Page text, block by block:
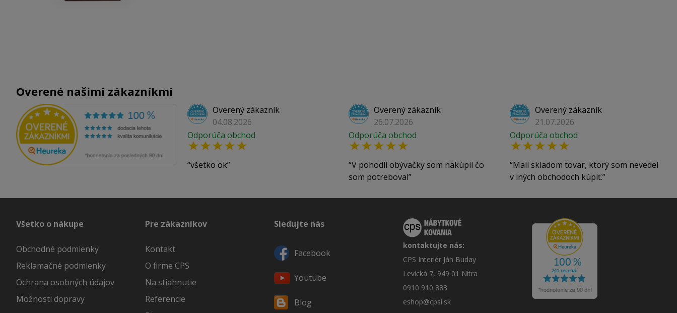
Overené našimi zákazníkmi
Overený zákazník
04.08.2026
Odporúča obchod
všetko ok
Overený zákazník
26.07.2026
Odporúča obchod
V pohodlí obývačky som nakúpil čo
som potreboval
Overený zákazník
21.07.2026
Odporúča obchod
Mali skladom tovar, ktorý som nevedel
v iných obchodoch kúpiť.
Všetko o nákupe
Obchodné podmienky
Reklamačné podmienky
Ochrana osobných údajov
Možnosti dopravy
Pre zákazníkov
Kontakt
O firme CPS
Na stiahnutie
Referencie
Sledujte nás
Facebook
Youtube
Blog
kontaktujte nás:
CPS Interiér Ján Buday
Levická 7, 949 01 Nitra
0910 910 883
eshop@cpsi.sk